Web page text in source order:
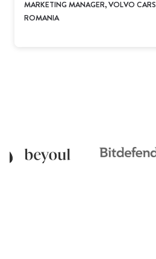
MARKETING MANAGER, VOLVO CARS
ROMANIA